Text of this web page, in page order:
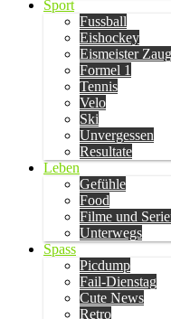
Sport
Fussball
Eishockey
Eismeister
Formel 1
Tennis
Velo
Ski
Unvergessen
Resultate
Leben
Gefühle
Food
Filme und
Unterwegs
Spass
Picdump
Fail-Dienstag
Cute News
Retro